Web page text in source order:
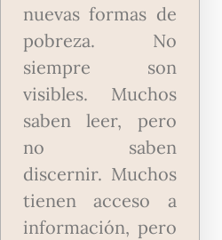
nuevas formas de
pobreza. No
siempre son
visibles. Muchos
saben leer, pero
no saben
discernir. Muchos
tienen acceso a
información, pero